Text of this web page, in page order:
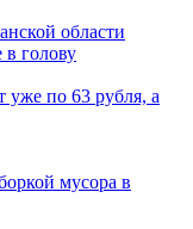
области
в голову
уже по 63 рубля, а
мусора в